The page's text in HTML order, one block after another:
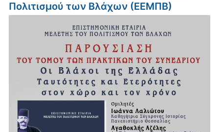
Πολιτισμού των Βλάχων (ΕΕΜΠΒ)